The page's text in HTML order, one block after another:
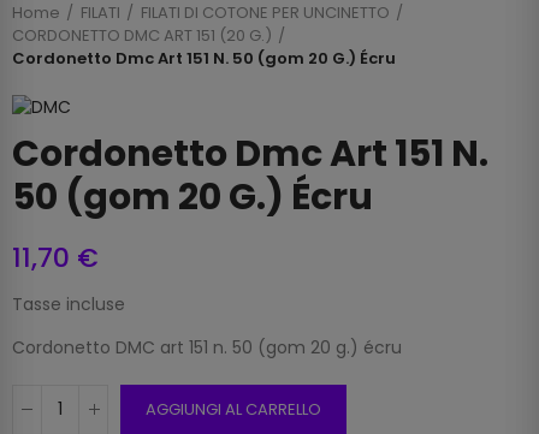
Home FILATI
FILATI DI COTONE PER UNCINETTO
CORDONETTO DMC ART 151 (20 G.)
Cordonetto Dmc Art 151 N. 50 (gom 20 G.) Écru
Cordonetto Dmc Art 151 N.
50 (gom 20 G.) Écru
11,70 €
Tasse incluse
Cordonetto DMC art 151 n. 50 (gom 20 g.) écru
AGGIUNGI AL CARRELLO